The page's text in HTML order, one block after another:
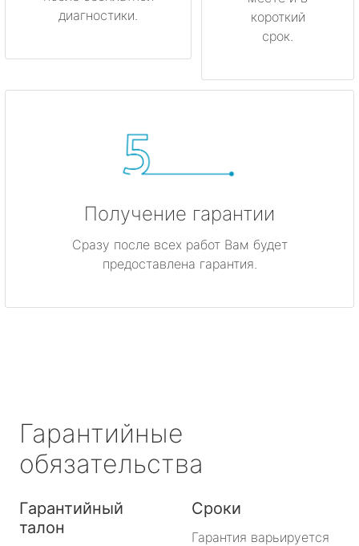
диагностики.
короткий
срок.
Получение гарантии
Сразу после всех работ Вам будет
предоставлена гарантия.
Гарантийные
обязательства
Гарантийный
талон
Сроки
Гарантия варьируется